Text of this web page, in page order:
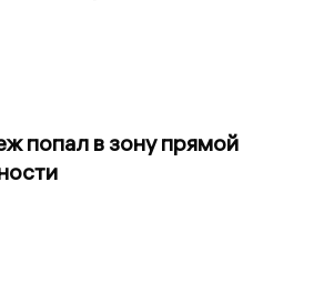
попал в зону прямой